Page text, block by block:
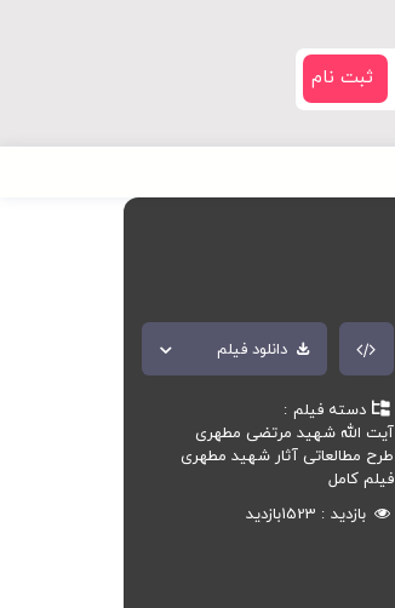
ثبت نام
دانلود فیلم
دسته فیلم
آیت الله شهید مرتضی مطهری
طرح مطالعاتی آثار شهید مطهری
فیلم کامل
بازدید
1523بازدید